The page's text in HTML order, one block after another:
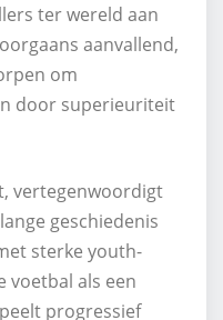
ter wereld aan
aanvallend,
om
door superieuriteit
vertegenwoordigt
geschiedenis
sterke youth-
voetbal als een
progressief